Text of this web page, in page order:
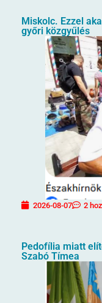
Miskolc. Ezzel
győri közgyűlés
2026-08-07 2
Pedofília miatt
Szabó Tímea